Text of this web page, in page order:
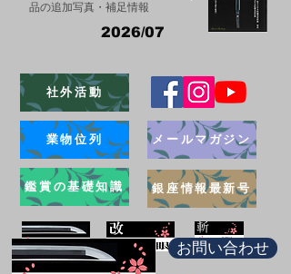
品の追加写真・補足情報
2026/07
社外活動
業物位列
鑑賞の基礎知識
メールマガジン
銀座情報最新号
お問い合わせ